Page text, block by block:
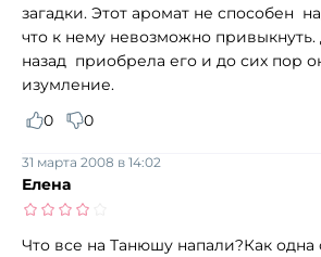
загадки. Этот аромат не способен
что к нему невозможно
назад приобрела его и до сих пор
изумление.
0
0
Елена
31 марта 2008 в 14:02
Что все на Танюшу напали?Как